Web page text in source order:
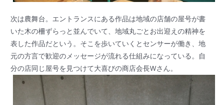
次は農舞台。エントランスにある作品は地域の店舗の屋号が書
いた木の柵ずらっと並んでいて、地域丸ごとお出迎えの精神を
表した作品だという。そこを歩いていくとセンサーが働き、地
元の方言で歓迎のメッセージが流れる仕組みになっている。自
分の店同じ屋号を見つけて大喜びの商店会長Wさん。